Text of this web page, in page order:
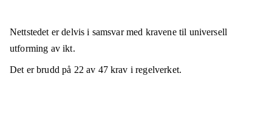
Nettstedet erdelvis i samsvarmed kravene til universell
utforming av ikt.
Det er brudd på 22av 47krav i regelverket.